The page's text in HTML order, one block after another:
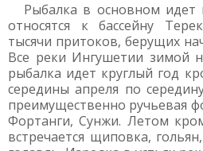
Рыбалка в основном идет
относятся к бассейну
тысячи притоков, берущих
Все реки Ингушетии зимой
рыбалка идет круглый год
середины апреля по
преимущественно ручьевая
Фортанги, Сунжи. Летом
встречается щиповка,